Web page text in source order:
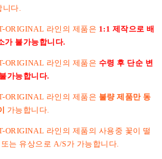
니다.
ORIGINAL 라인의 제품은 1:1 제작으로 배
가 불가능합니다.
ORIGINAL 라인의 제품은 수령 후 단순 변
가능합니다.
ORIGINAL 라인의 제품은 불량 제품만 동
가능합니다.
ORIGINAL 라인의 제품의 사용중 꽃이 떨
는 유상으로 A/S가 가능합니다.